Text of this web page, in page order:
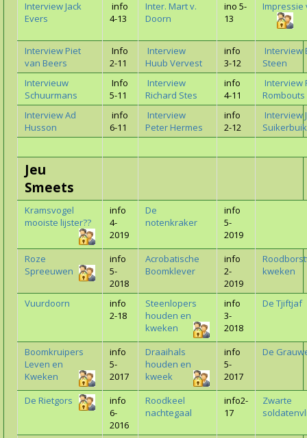
Interview Jack
Evers
info
4-13
Inter. Mart v.
Doorn
ino 5-
13
Impressie
Interview Piet
van Beers
Info
2-11
Interview
Huub Vervest
info
3-12
Interview
Steen
Intervieuw
Schuurmans
Info
5-11
Interview
Richard Stes
info
4-11
Interview
Rombouts
Interview Ad
Husson
info
6-11
Interview
Peter Hermes
info
2-12
Interview
Suikerbuik
Jeu
Smeets
Kramsvogel
mooiste lijster??
info
4-
2019
De
notenkraker
info
5-
2019
Roze
Spreeuwen
info
5-
2018
Acrobatische
Boomklever
info
2-
2019
kweken
Vuurdoorn
info
2-18
Steenlopers
houden en
kweken
info
3-
2018
De Tjiftjaf
Boomkruipers
Leven en
Kweken
info
5-
2017
Draaihals
houden en
kweek
info
5-
2017
De
De Rietgors
info
6-
2016
Roodkeel
nachtegaal
info2-
17
Zwarte